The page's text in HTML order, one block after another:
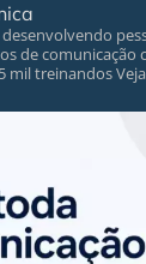
desenvolvendo
de comunicação
mil treinandos